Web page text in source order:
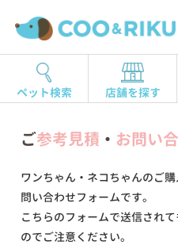
ペット検索 店舗を探す
ご参考見積 ・ お問い
ワンちゃん・ネコちゃんのご
問い合わせフォームです。
こちらのフォームで送信され
のでご注意ください。